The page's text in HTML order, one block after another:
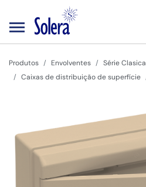
Produtos Envolventes
Série Clasica
Caixas de distribuição de superfície